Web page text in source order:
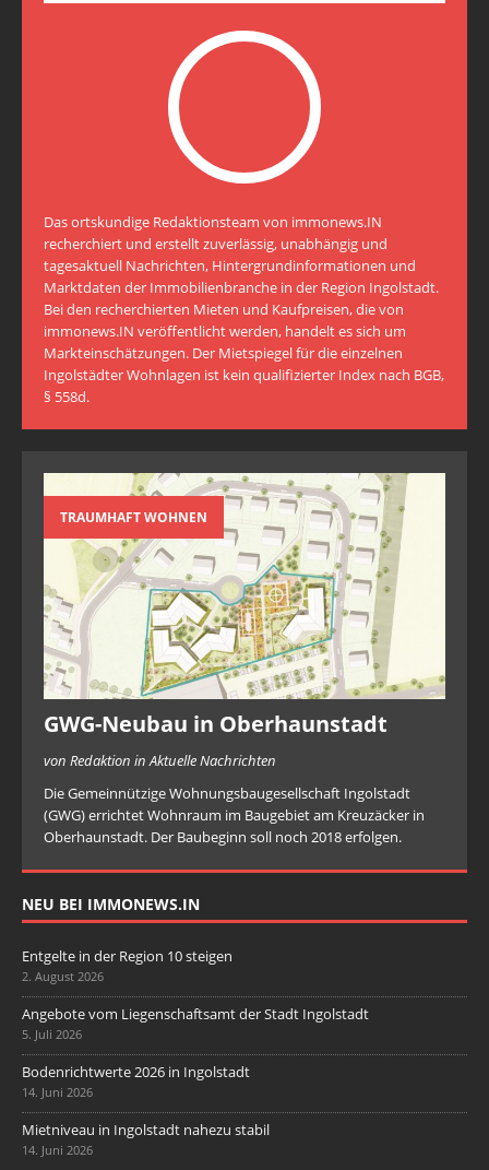
Das ortskundige Redaktionsteam von immonews.IN
recherchiert und erstellt zuverlässig, unabhängig und
tagesaktuell Nachrichten, Hintergrundinformationen und
Marktdaten der Immobilienbranche in der Region Ingolstadt.
Bei den recherchierten Mieten und Kaufpreisen, die von
immonews.IN veröffentlicht werden, handelt es sich um
Markteinschätzungen. Der Mietspiegel für die einzelnen
Ingolstädter Wohnlagen ist kein qualifizierter Index nach BGB,
§ 558d.
TRAUMHAFT WOHNEN
GWG-Neubau in Oberhaunstadt
von Redaktion in Aktuelle Nachrichten
Die Gemeinnützige Wohnungsbaugesellschaft Ingolstadt
(GWG) errichtet Wohnraum im Baugebiet am Kreuzäcker in
Oberhaunstadt. Der Baubeginn soll noch 2018 erfolgen.
NEU BEI IMMONEWS.IN
Entgelte in der Region 10 steigen
2. August 2026
Angebote vom Liegenschaftsamt der Stadt Ingolstadt
5. Juli 2026
Bodenrichtwerte 2026 in Ingolstadt
14. Juni 2026
Mietniveau in Ingolstadt nahezu stabil
14. Juni 2026